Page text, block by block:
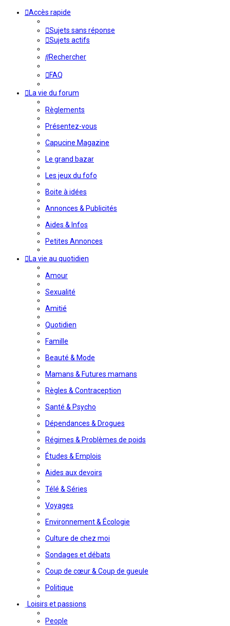
Accès rapide
Sujets sans réponse
Sujets actifs
Rechercher
FAQ
La vie du forum
Règlements
Présentez-vous
Capucine Magazine
Le grand bazar
Les jeux du fofo
Boite à idées
Annonces & Publicités
Aides & Infos
Petites Annonces
La vie au quotidien
Amour
Sexualité
Amitié
Quotidien
Famille
Beauté & Mode
Mamans & Futures mamans
Règles & Contraception
Santé & Psycho
Dépendances & Drogues
Régimes & Problèmes de poids
Études & Emplois
Aides aux devoirs
Télé & Séries
Voyages
Environnement & Écologie
Culture de chez moi
Sondages et débats
Coup de cœur & Coup de gueule
Politique
Loisirs et passions
People